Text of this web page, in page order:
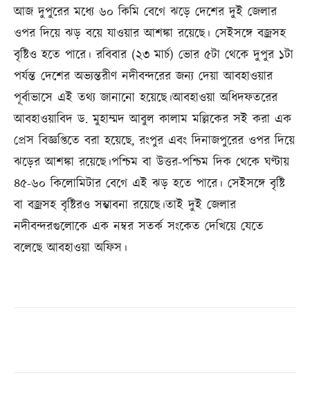
আজ দুপুরের মধ্যে ৬০ কিমি বেগে ঝড়ে দেশের দুই জেলার
ওপর দিয়ে ঝড় বয়ে যাওয়ার আশঙ্কা রয়েছে। সেইসঙ্গে বজ্রসহ
বৃষ্টিও হতে পারে। রবিবার (২৩ মার্চ) ভোর ৫টা থেকে দুপুর ১টা
পর্যন্ত দেশের অভ্যন্তরীণ নদীবন্দরের জন্য দেয়া আবহাওয়ার
পূর্বাভাসে এই তথ্য জানানো হয়েছে।আবহাওয়া অধিদফতরের
আবহাওয়াবিদ ড. মুহাম্মদ আবুল কালাম মল্লিকের সই করা এক
প্রেস বিজ্ঞপ্তিতে বরা হয়েছে, রংপুর এবং দিনাজপুরের ওপর দিয়ে
ঝড়ের আশঙ্কা রয়েছে।পশ্চিম বা উত্তর-পশ্চিম দিক থেকে ঘণ্টায়
৪৫-৬০ কিলোমিটার বেগে এই ঝড় হতে পারে। সেইসঙ্গে বৃষ্টি
বা বজ্রসহ বৃষ্টিরও সম্ভাবনা রয়েছে।তাই দুই জেলার
নদীবন্দরগুলোকে এক নম্বর সতর্ক সংকেত দেখিয়ে যেতে
বলেছে আবহাওয়া অফিস।